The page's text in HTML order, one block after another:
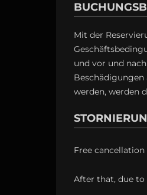
Mit der
und vor und
Beschädigungen
werden, werden
Free
After that, due to